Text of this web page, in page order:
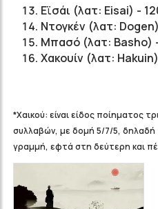
Εϊσάι (λατ: Eisai) -
Ντογκέν (λατ:
Μπασό (λατ: Basho)
Χακουίν (λατ:
*Χαικού: είναι είδος ποίηματος
συλλαβών, με δομή 5/7/5,
γραμμή, εφτά στη δεύτερη και